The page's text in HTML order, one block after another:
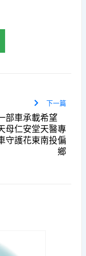
下一篇
部車承載希望
母仁安堂天醫專
守護花東南投偏
鄉